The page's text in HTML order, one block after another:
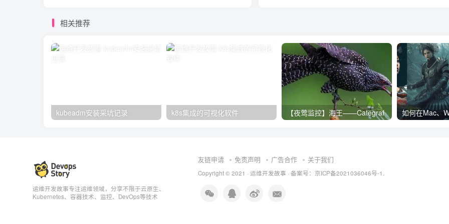
相关推荐
kubeadm安装采坑记录 k8s集成的可视化软件 【夜莺监控】海王——Categraf
运维开发故事专注运维领域，分享不限于云原生、
Kubernetes、容器技术、监控、DevOps等技术
友链申请 免责声明 广告合作 关于我们
Copyright © 2021 · 运维开发故事 · 备案号：京ICP备2021036046号-1.